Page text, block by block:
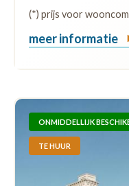
(*) prijs voor
meer informatie
ONMIDDELLIJK
TE HUUR